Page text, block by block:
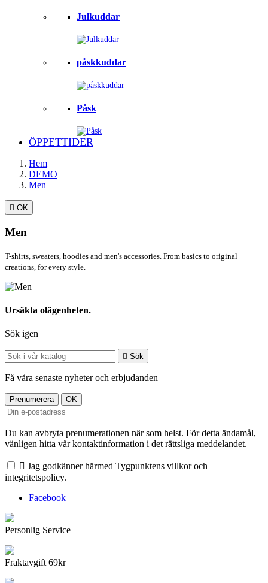
Julkuddar
påskkuddar
Påsk
ÖPPETTIDER
Hem
DEMO
Men
 OK
Men
T-shirts, sweaters, hoodies and men's accessories. From basics to original
creations, for every style.
Ursäkta olägenheten.
Sök igen
 Sök
Få våra senaste nyheter och erbjudanden
Du kan avbryta prenumerationen när som helst. För detta ändamål,
vänligen hitta vår kontaktinformation i det rättsliga meddelandet.
 Jag godkänner härmed Tygpunktens villkor och
integritetspolicy.
Facebook
Personlig Service
Fraktavgift 69kr